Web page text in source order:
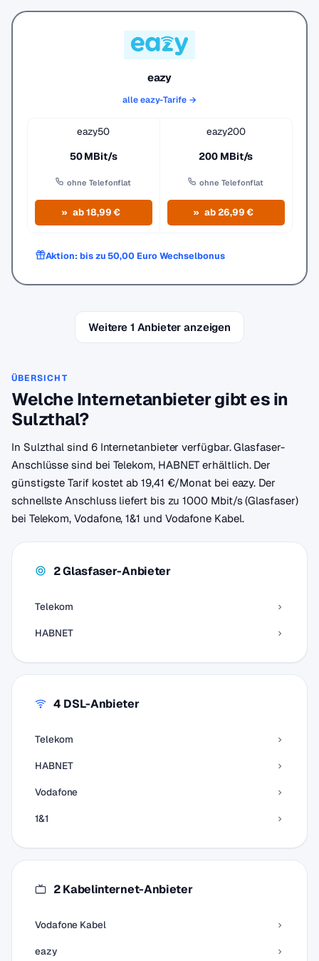
eazy
alle eazy-Tarife →
eazy50
50 MBit/s
ohne Telefonflat
ab 18,99 €
eazy200
200 MBit/s
ohne Telefonflat
ab 26,99 €
Aktion: bis zu 50,00 Euro Wechselbonus
Weitere 1 Anbieter anzeigen
ÜBERSICHT
Welche Internetanbieter gibt es in
Sulzthal?
In Sulzthal sind 6 Internetanbieter verfügbar. Glasfaser-
Anschlüsse sind bei Telekom, HABNET erhältlich. Der
günstigste Tarif kostet ab 19,41 €/Monat bei eazy. Der
schnellste Anschluss liefert bis zu 1000 Mbit/s (Glasfaser)
bei Telekom, Vodafone, 1&1 und Vodafone Kabel.
2 Glasfaser-Anbieter
Telekom
HABNET
4 DSL-Anbieter
Telekom
HABNET
Vodafone
1&1
2 Kabelinternet-Anbieter
Vodafone Kabel
eazy